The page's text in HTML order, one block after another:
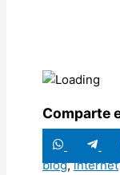
Comparte
en en
blog,internet